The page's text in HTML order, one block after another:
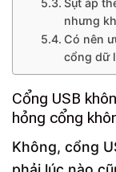
Sụt áp
nhưng
Có nên
cổng dữ
Cổng USB
hỏng cổng
Không, cổng